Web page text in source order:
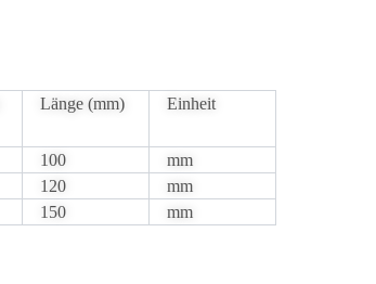
Länge (mm) Einheit
100
mm
120
mm
150 mm